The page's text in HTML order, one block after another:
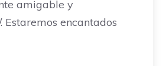
amigable y
encantados